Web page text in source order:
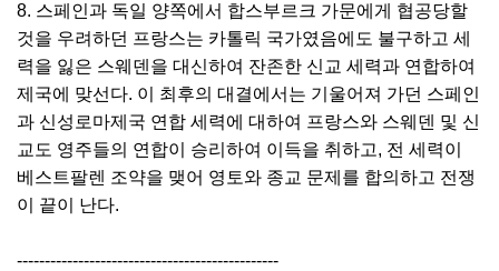
8. 스페인과 독일 양쪽에서 합스부르크 가문에게 협공당할
것을 우려하던 프랑스는 카톨릭 국가였음에도 불구하고 세
력을 잃은 스웨덴을 대신하여 잔존한 신교 세력과 연합하여
제국에 맞선다. 이 최후의 대결에서는 기울어져 가던 스페인
과 신성로마제국 연합 세력에 대하여 프랑스와 스웨덴 및 신
교도 영주들의 연합이 승리하여 이득을 취하고, 전 세력이
베스트팔렌 조약을 맺어 영토와 종교 문제를 합의하고 전쟁
이 끝이 난다.
-----------------------------------------------